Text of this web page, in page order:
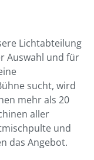
Lichtabteilung
Auswahl und für
sucht, wird
mehr als 20
aller
und
das Angebot.